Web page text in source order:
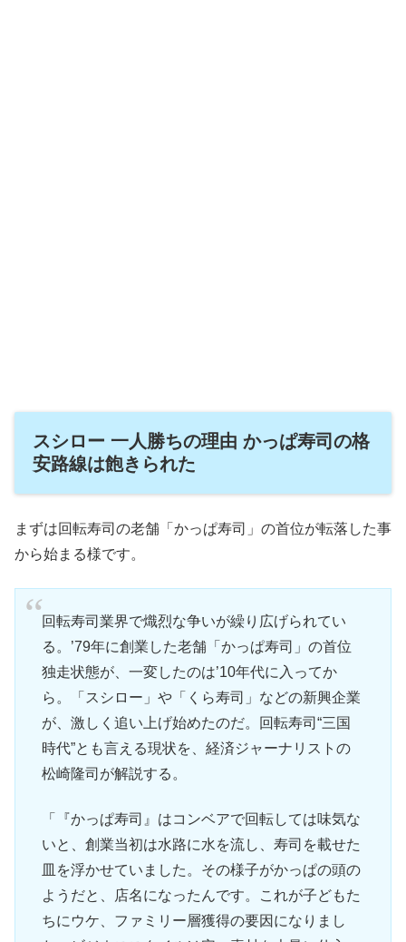
スシロー 一人勝ちの理由 かっぱ寿司の格
安路線は飽きられた
まずは回転寿司の老舗「かっぱ寿司」の首位が転落した事
から始まる様です。
回転寿司業界で熾烈な争いが繰り広げられてい
る。’79年に創業した老舗「かっぱ寿司」の首位
独走状態が、一変したのは’10年代に入ってか
ら。「スシロー」や「くら寿司」などの新興企業
が、激しく追い上げ始めたのだ。回転寿司“三国
時代”とも言える現状を、経済ジャーナリストの
松崎隆司が解説する。
「『かっぱ寿司』はコンベアで回転しては味気な
いと、創業当初は水路に水を流し、寿司を載せた
皿を浮かせていました。その様子がかっぱの頭の
ようだと、店名になったんです。これが子どもた
ちにウケ、ファミリー層獲得の要因になりまし